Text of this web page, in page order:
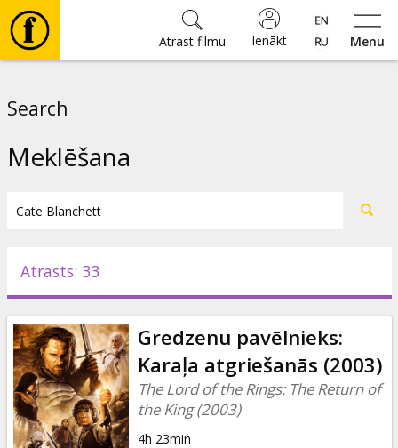
Menu
Ienākt
Atrast filmu
Pasākumi
Ziņas
Dāvanu
kartes
Search
Meklēšana
Atrasts: 33
Gredzenu pavēlnieks:
Karaļa atgriešanās (2003)
The Lord of the Rings: The Return of
the King (2003)
4h 23min